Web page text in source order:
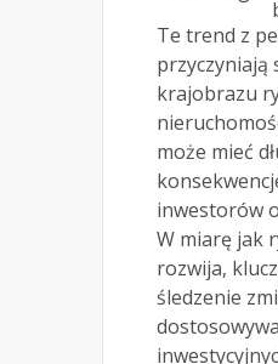
Te trend z
przyczyniają
krajobrazu
może mieć
inwestorów
W miarę jak
rozwija,
śledzenie